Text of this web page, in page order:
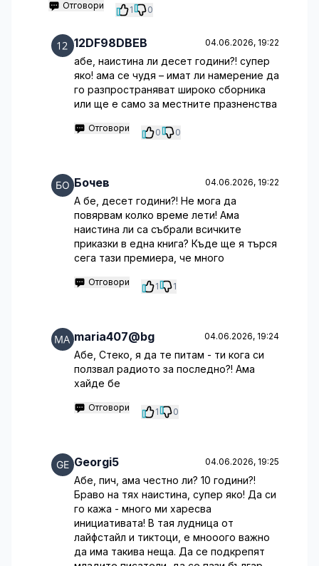
Отговори 1 0
12DF98DBEB 04.06.2026, 19:22
абе, наистина ли десет години?! супер
яко! ама се чудя – имат ли намерение да
го разпространяват широко сборника
или ще е само за местните празненства
Отговори 0 0
Бочев 04.06.2026, 19:22
А бе, десет години?! Не мога да
повярвам колко време лети! Ама
наистина ли са събрали всичките
приказки в една книга? Къде ще я търся
сега тази премиера, че много
Отговори 1 1
maria407@bg 04.06.2026, 19:24
Абе, Стеко, я да те питам - ти кога си
ползвал радиото за последно?! Ама
хайде бе
Отговори 1 0
Georgi5 04.06.2026, 19:25
Абе, пич, ама честно ли? 10 години?!
Браво на тях наистина, супер яко! Да си
го кажа - много ми харесва
инициативата! В тая лудница от
лайфстайл и тиктоци, е мнооого важно
да има такива неща. Да се подкрепят